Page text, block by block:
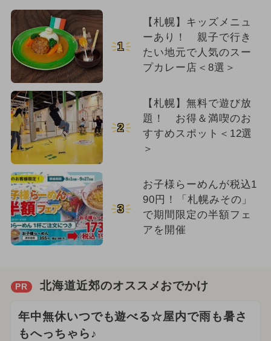
1
【札幌】キッズメニュ
ーあり！ 親子で行き
たい地元で人気のスー
プカレー店＜8選＞
2
【札幌】無料で遊び放
題！ お得＆満喫のお
すすめスポット＜12選
＞
3
お子様らーめんが税込1
90円！「札幌みその」
で期間限定の半額フェ
アを開催
PR 北海道近郊のオススメおでかけ
年中無休いつでも遊べる☆屋内で雨も暑さ
もへっちゃら♪